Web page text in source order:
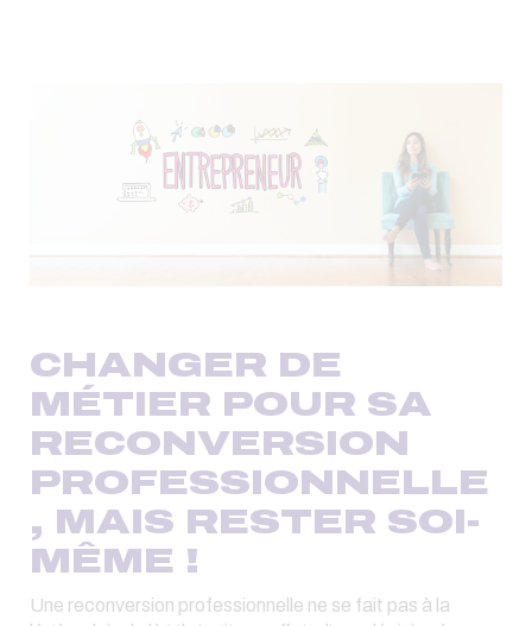
CHANGER DE
MÉTIER POUR SA
RECONVERSION
PROFESSIONNELLE
, MAIS RESTER SOI-
MÊME !
Une reconversion professionnelle ne se fait pas à la